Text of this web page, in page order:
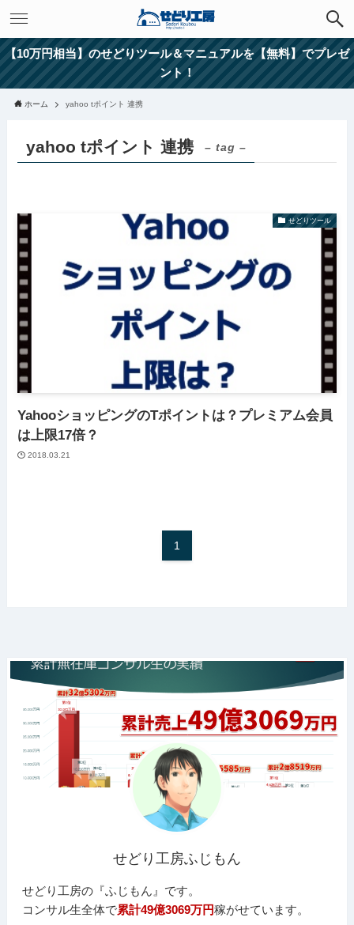
【10万円相当】のせどりツール＆マニュアルを【無料】でプレゼ
ント！
ホーム yahoo tポイント 連携
yahoo tポイント 連携 – tag –
せどりツール
YahooショッピングのTポイントは？プレミアム会員
は上限17倍？
2018.03.21
1
せどり工房ふじもん
せどり工房の『ふじもん』です。
コンサル生全体で累計49億3069万円稼がせています。